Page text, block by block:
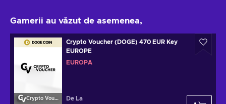
Gamerii au văzut de asemenea,
Crypto Voucher
Crypto Voucher (DOGE) 470 EUR Key
EUROPE
EUROPA
De La